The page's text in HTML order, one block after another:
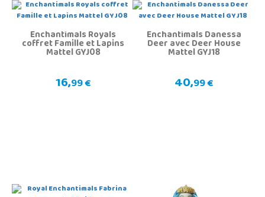
Enchantimals Royals
coffret Famille et Lapins
Mattel GYJ08
16,99 €
Enchantimals Danessa
Deer avec Deer House
Mattel GYJ18
40,99 €